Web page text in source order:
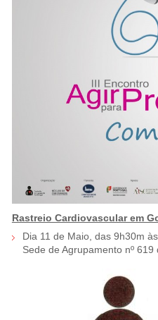
Rastreio Cardiovascular em
Dia 11 de Maio, das 9h30m
Sede de Agrupamento nº